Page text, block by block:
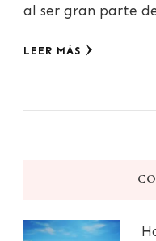
al ser gran parte
LEER MÁS